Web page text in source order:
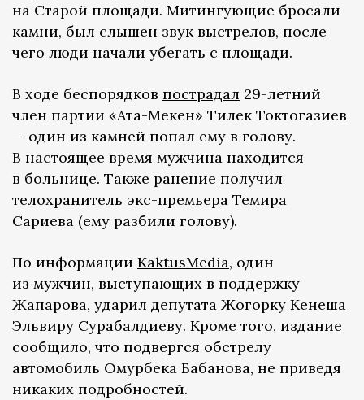
на Старой площади. Митингующие бросали
камни, был слышен звук выстрелов, после
чего люди начали убегать с площади.
В ходе беспорядков пострадал 29-летний
член партии «Ата-Мекен» Тилек Токтогазиев
— один из камней попал ему в голову.
В настоящее время мужчина находится
в больнице. Также ранение получил
телохранитель экс-премьера Темира
Сариева (ему разбили голову).
По информации KaktusMedia, один
из мужчин, выступающих в поддержку
Жапарова, ударил депутата Жогорку Кенеша
Эльвиру Сурабалдиеву. Кроме того, издание
сообщило, что подвергся обстрелу
автомобиль Омурбека Бабанова, не приведя
никаких подробностей.